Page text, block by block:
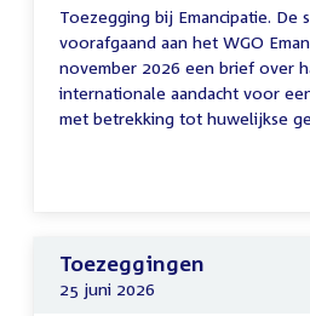
Toezegging bij Emancipatie. De
voorafgaand aan het WGO
november 2026 een brief over
internationale aandacht voor
met betrekking tot huwelijkse
Toezeggingen
25 juni 2026